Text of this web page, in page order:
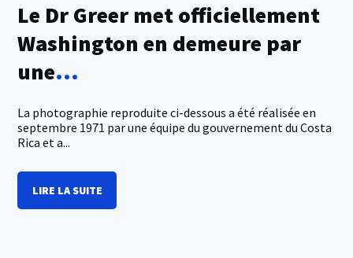
Le Dr Greer met officiellement
Washington en demeure par
une...
La photographie reproduite ci-dessous a été réalisée en
septembre 1971 par une équipe du gouvernement du Costa
Rica et a...
LIRE LA SUITE